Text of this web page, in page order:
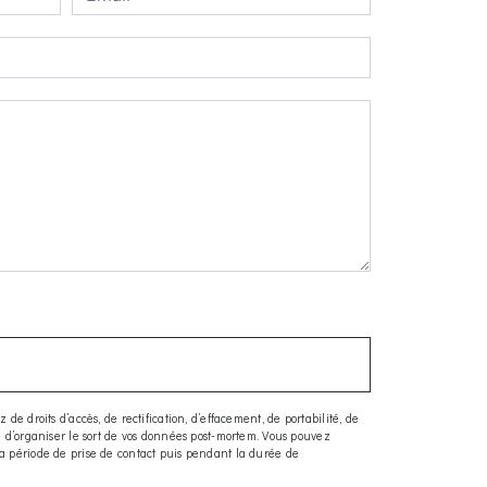
droits d’accès, de rectification, d’effacement, de portabilité, de
le sort de vos données post-mortem. Vous pouvez
période de prise de contact puis pendant la durée de